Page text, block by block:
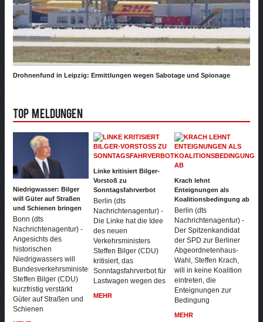
Drohnenfund in Leipzig: Ermittlungen wegen Sabotage und Spionage
Top Meldungen
Niedrigwasser: Bilger
will Güter auf Straßen
und Schienen bringen
Bonn (dts
Nachrichtenagentur) -
Angesichts des
historischen
Niedrigwassers will
Bundesverkehrsminister
Steffen Bilger (CDU)
kurzfristig verstärkt
Güter auf Straßen und
Schienen
Linke kritisiert Bilger-
Vorstoß zu
Sonntagsfahrverbot
Berlin (dts
Nachrichtenagentur) -
Die Linke hat die Idee
des neuen
Verkehrsministers
Steffen Bilger (CDU)
kritisiert, das
Sonntagsfahrverbot für
Lastwagen wegen des
MEHR
Krach lehnt
Enteignungen als
Koalitionsbedingung ab
Berlin (dts
Nachrichtenagentur) -
Der Spitzenkandidat
der SPD zur Berliner
Abgeordnetenhaus-
Wahl, Steffen Krach,
will in keine Koalition
eintreten, die
Enteignungen zur
Bedingung
MEHR